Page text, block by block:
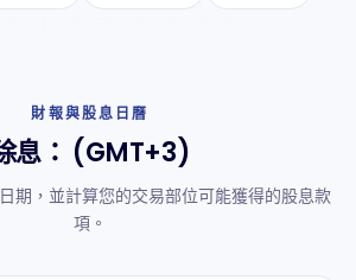
財報與股息日曆
息： (GMT+3)
期，並計算您的交易部位可能獲得的股息款
項。